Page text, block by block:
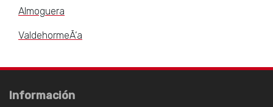
Almoguera
ValdehormeÃ‘a
Información